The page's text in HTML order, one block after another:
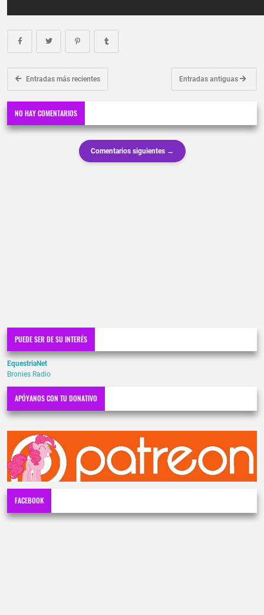
Entradas más recientes Entradas antiguas
NO HAY COMENTARIOS
Comentarios siguientes →
PUEDE SER DE SU INTERÉS
EquestriaNet
Bronies Radio
APÓYANOS CON TU DONATIVO
FACEBOOK